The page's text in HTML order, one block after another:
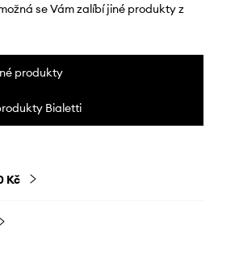
se Vám zalíbí jiné produkty z
produkty
Bialetti
Kč